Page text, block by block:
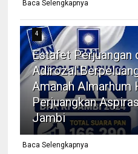
Baca Selengkapnya
4
Estafet Perjuangan
Adirozal
Amanah Almarhum
Perjuangkan
Jambi
Baca Selengkapnya